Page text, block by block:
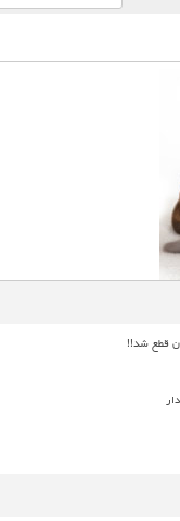
قطع شد!!